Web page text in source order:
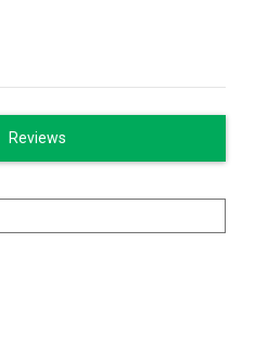
Reviews